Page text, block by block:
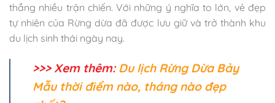
thắng nhiều trận chiến. Với những ý nghĩa to lớn, vẻ đẹp
tự nhiên của Rừng dừa đã được lưu giữ và trở thành khu
du lịch sinh thái ngày nay.
>>> Xem thêm: Du lịch Rừng Dừa Bảy
Mẫu thời điểm nào, tháng nào đẹp